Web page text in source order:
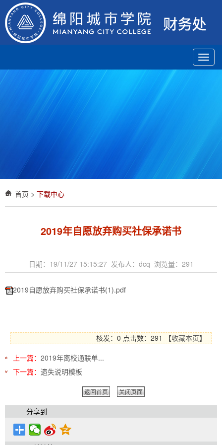
首页 > 下载中心
2019年自愿放弃购买社保承诺书
日期：19/11/27 15:15:27 发布人：dcq 浏览量： 291
2019自愿放弃购买社保承诺书(1).pdf
核发：0 点击数：291 【收藏本页】
上一篇： 2019年离校通联单...
下一篇： 遗失说明模板
返回首页 关闭页面
分享到